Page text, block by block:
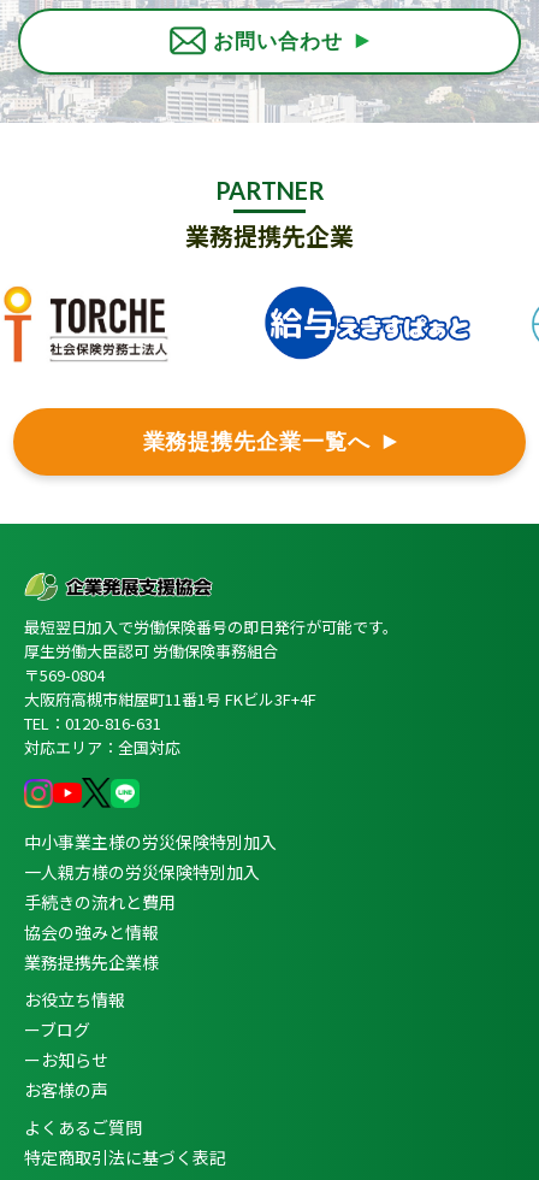
お問い合わせ
PARTNER
業務提携先企業
業務提携先企業一覧へ
最短翌日加入で労働保険番号の即日発行が可能です。
厚生労働大臣認可 労働保険事務組合
〒569-0804
大阪府高槻市紺屋町11番1号 FKビル3F+4F
TEL：0120-816-631
対応エリア：全国対応
中小事業主様の労災保険特別加入
一人親方様の労災保険特別加入
手続きの流れと費用
協会の強みと情報
業務提携先企業様
お役立ち情報
ーブログ
ーお知らせ
お客様の声
よくあるご質問
特定商取引法に基づく表記